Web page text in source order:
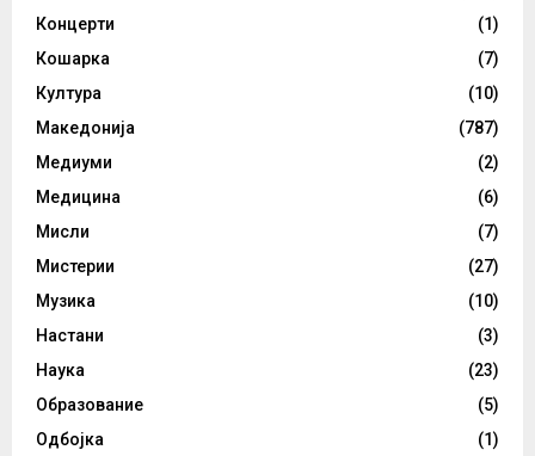
Концерти
(1)
Кошарка
(7)
Култура
(10)
Македонија
(787)
Медиуми
(2)
Медицина
(6)
Мисли
(7)
Мистерии
(27)
Музика
(10)
Настани
(3)
Наука
(23)
Образование
(5)
Одбојка
(1)